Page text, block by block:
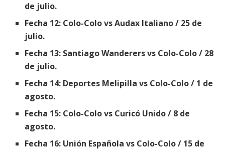
de julio.
Fecha 12: Colo-Colo vs Audax Italiano / 25 de
julio.
Fecha 13: Santiago Wanderers vs Colo-Colo / 28
de julio.
Fecha 14: Deportes Melipilla vs Colo-Colo / 1 de
agosto.
Fecha 15: Colo-Colo vs Curicó Unido / 8 de
agosto.
Fecha 16: Unión Española vs Colo-Colo / 15 de